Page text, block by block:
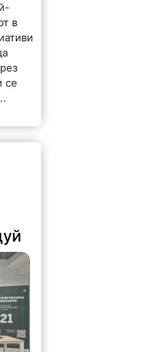
в
се